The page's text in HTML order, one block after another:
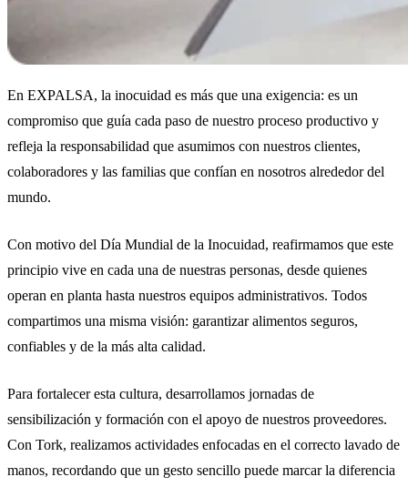
En EXPALSA, la inocuidad es más que una exigencia: es un
compromiso que guía cada paso de nuestro proceso productivo y
refleja la responsabilidad que asumimos con nuestros clientes,
colaboradores y las familias que confían en nosotros alrededor del
mundo.
Con motivo del Día Mundial de la Inocuidad, reafirmamos que este
principio vive en cada una de nuestras personas, desde quienes
operan en planta hasta nuestros equipos administrativos. Todos
compartimos una misma visión: garantizar alimentos seguros,
confiables y de la más alta calidad.
Para fortalecer esta cultura, desarrollamos jornadas de
sensibilización y formación con el apoyo de nuestros proveedores.
Con Tork, realizamos actividades enfocadas en el correcto lavado de
manos, recordando que un gesto sencillo puede marcar la diferencia